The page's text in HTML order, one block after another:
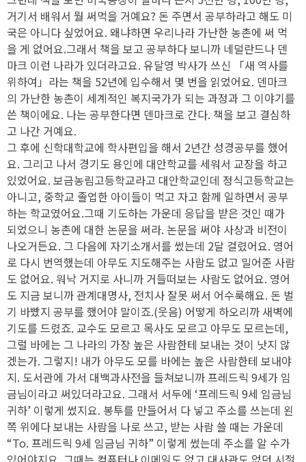
거기서 배워서 뭘 써먹을 거예요? 돈 주면서 공부하라고 해도 미
국은 아니다 싶었어요. 왜냐하면 우리나라 가난한 농촌에 써 먹
을 게 없어요.그래서 책을 보고 공부하다 보니까 네덜란드나 덴
마크 이런 나라가 있더라고요. 유달영 박사가 쓰신 「새 역사를
위하여」라는 책을 52년에 입수해서 몇 번을 읽었어요. 덴마크
의 가난한 농촌이 세계적인 복지국가가 되는 과정과 그 이야기를
쓴 책이에요. 나는 공부한다면 덴마크로 간다. 책을 보고 결심하
고 나간 거예요.
그 후에 신학대학교에 학사편입을 해서 2년간 성경공부를 했어
요. 그리고 나서 경기도 용인에 대안학교를 세워서 교장을 하고
있었어요. 보금농림고등학교라고 대안학교인데 정식고등학교는
아니고, 중학교 졸업한 아이들이 먹고 자고 함께 일하면서 공부
하는 학교였어요.그때 기도하는 가운데 응답을 받은 것인 때가
되었으니 농촌에 대한 논문을 써라. 논문을 써야 사상과 비전이
나오거든요. 그 다음에 자기소개서를 썼는데 2달 걸렸어요. 영어
로 다시 번역했는데 아무도 지도해주는 사람도 없고 밀어준 사람
도 없어요. 워낙 거지로 사니까 거들떠보는 사람도 없어요. 영어
도 지금 보니까 관계대명사, 전치사 잘못 써서 어수룩해요. 돈 벌
기 바빴지 공부를 했어야 말이죠.(웃음) 어떻게 하오리까 새벽에
기도를 드렸죠. 교수도 모르고 목사도 모르고 아무도 모르는데,
그럴 바에는 그 나라의 가장 높은 사람한테 보내는 것이 낫지 않
겠는가. 그렇지! 내가 아무도 모를 바에는 높은 사람한테 보내야
지. 도서관에 가서 대백과사전을 들쳐보니까 프레드릭 9세가 임
금님이라고 써있더라고요. 그래서 서두에 ‘프레드릭 9세 임금님
귀하’ 이렇게 썼지요. 봉투를 만들어서 다 넣고 주소를 쓰는데 왼
쪽 위에다 보내는 사람을 나로 쓰고, 받는 사람 쓸 때는 가운데
“To. 프레드릭 9세 임금님 귀하” 이렇게 썼는데 주소를 알 수가